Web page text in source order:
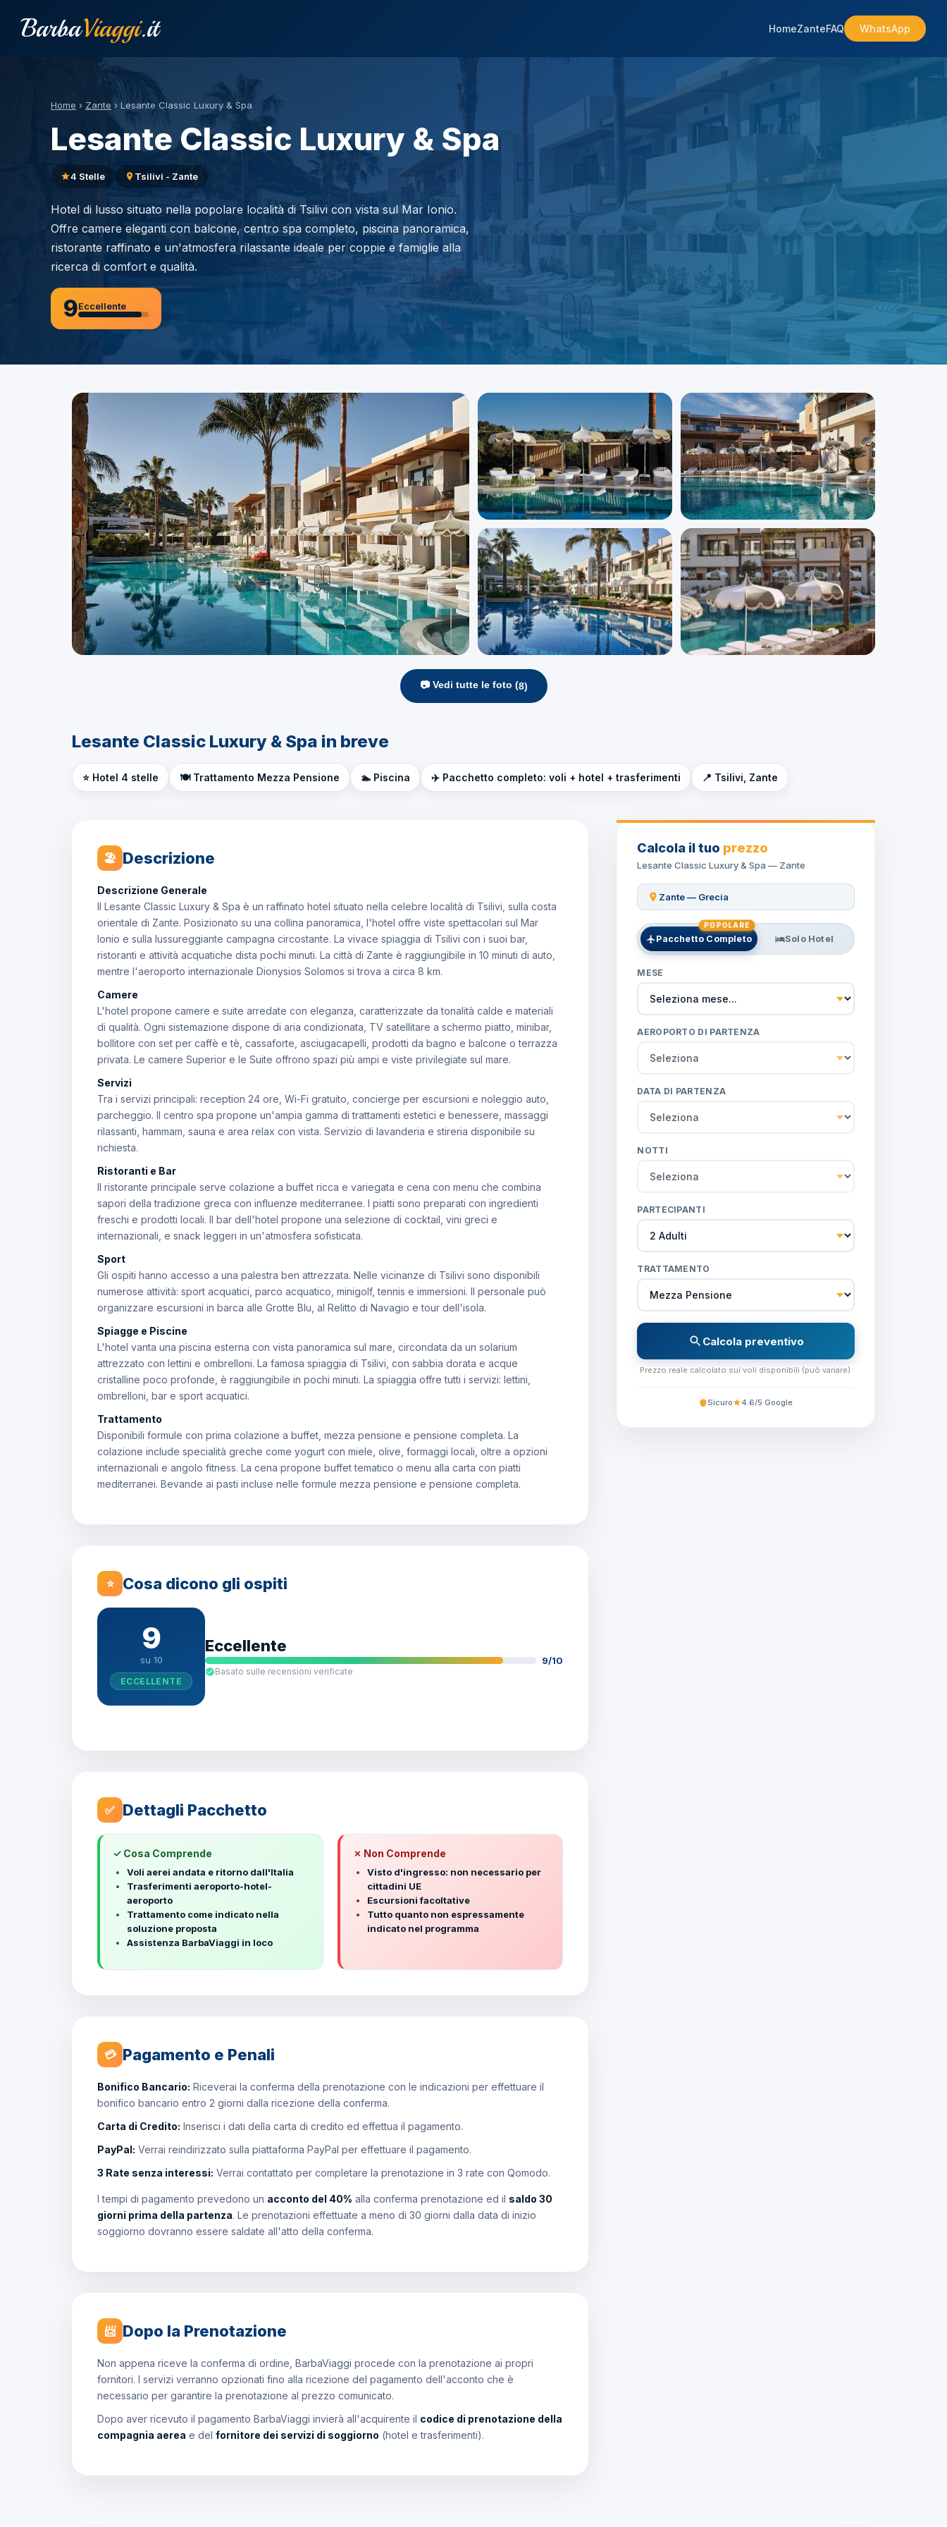
BarbaViaggi.it HomeZanteFAQ WhatsApp
Home › Zante › Lesante Classic Luxury & Spa
Lesante Classic Luxury & Spa
4 Stelle Tsilivi - Zante
Hotel di lusso situato nella popolare località di Tsilivi con vista sul Mar Ionio.
Offre camere eleganti con balcone, centro spa completo, piscina panoramica,
ristorante raffinato e un'atmosfera rilassante ideale per coppie e famiglie alla
ricerca di comfort e qualità.
9Eccellente
📷 Vedi tutte le foto (8)
Lesante Classic Luxury & Spa in breve
⭐ Hotel 4 stelle 🍽️ Trattamento Mezza Pensione 🏊 Piscina ✈️ Pacchetto completo: voli + hotel + trasferimenti 📍 Tsilivi, Zante
🏖 Descrizione
Descrizione Generale
Il Lesante Classic Luxury & Spa è un raffinato hotel situato nella celebre località di Tsilivi, sulla costa
orientale di Zante. Posizionato su una collina panoramica, l'hotel offre viste spettacolari sul Mar
Ionio e sulla lussureggiante campagna circostante. La vivace spiaggia di Tsilivi con i suoi bar,
ristoranti e attività acquatiche dista pochi minuti. La città di Zante è raggiungibile in 10 minuti di auto,
mentre l'aeroporto internazionale Dionysios Solomos si trova a circa 8 km.
Camere
L'hotel propone camere e suite arredate con eleganza, caratterizzate da tonalità calde e materiali
di qualità. Ogni sistemazione dispone di aria condizionata, TV satellitare a schermo piatto, minibar,
bollitore con set per caffè e tè, cassaforte, asciugacapelli, prodotti da bagno e balcone o terrazza
privata. Le camere Superior e le Suite offrono spazi più ampi e viste privilegiate sul mare.
Servizi
Tra i servizi principali: reception 24 ore, Wi-Fi gratuito, concierge per escursioni e noleggio auto,
parcheggio. Il centro spa propone un'ampia gamma di trattamenti estetici e benessere, massaggi
rilassanti, hammam, sauna e area relax con vista. Servizio di lavanderia e stireria disponibile su
richiesta.
Ristoranti e Bar
Il ristorante principale serve colazione a buffet ricca e variegata e cena con menu che combina
sapori della tradizione greca con influenze mediterranee. I piatti sono preparati con ingredienti
freschi e prodotti locali. Il bar dell'hotel propone una selezione di cocktail, vini greci e
internazionali, e snack leggeri in un'atmosfera sofisticata.
Sport
Gli ospiti hanno accesso a una palestra ben attrezzata. Nelle vicinanze di Tsilivi sono disponibili
numerose attività: sport acquatici, parco acquatico, minigolf, tennis e immersioni. Il personale può
organizzare escursioni in barca alle Grotte Blu, al Relitto di Navagio e tour dell'isola.
Spiagge e Piscine
L'hotel vanta una piscina esterna con vista panoramica sul mare, circondata da un solarium
attrezzato con lettini e ombrelloni. La famosa spiaggia di Tsilivi, con sabbia dorata e acque
cristalline poco profonde, è raggiungibile in pochi minuti. La spiaggia offre tutti i servizi: lettini,
ombrelloni, bar e sport acquatici.
Trattamento
Disponibili formule con prima colazione a buffet, mezza pensione e pensione completa. La
colazione include specialità greche come yogurt con miele, olive, formaggi locali, oltre a opzioni
internazionali e angolo fitness. La cena propone buffet tematico o menu alla carta con piatti
mediterranei. Bevande ai pasti incluse nelle formule mezza pensione e pensione completa.
⭐ Cosa dicono gli ospiti
9
su 10
ECCELLENTE
Eccellente
9/10
Basato sulle recensioni verificate
✅ Dettagli Pacchetto
✓ Cosa Comprende
Voli aerei andata e ritorno dall'Italia
Trasferimenti aeroporto-hotel-
aeroporto
Trattamento come indicato nella
soluzione proposta
Assistenza BarbaViaggi in loco
✗ Non Comprende
Visto d'ingresso: non necessario per
cittadini UE
Escursioni facoltative
Tutto quanto non espressamente
indicato nel programma
💳 Pagamento e Penali
Bonifico Bancario: Riceverai la conferma della prenotazione con le indicazioni per effettuare il
bonifico bancario entro 2 giorni dalla ricezione della conferma.
Carta di Credito: Inserisci i dati della carta di credito ed effettua il pagamento.
PayPal: Verrai reindirizzato sulla piattaforma PayPal per effettuare il pagamento.
3 Rate senza interessi: Verrai contattato per completare la prenotazione in 3 rate con Qomodo.
I tempi di pagamento prevedono un acconto del 40% alla conferma prenotazione ed il saldo 30
giorni prima della partenza. Le prenotazioni effettuate a meno di 30 giorni dalla data di inizio
soggiorno dovranno essere saldate all'atto della conferma.
📨 Dopo la Prenotazione
Non appena riceve la conferma di ordine, BarbaViaggi procede con la prenotazione ai propri
fornitori. I servizi verranno opzionati fino alla ricezione del pagamento dell'acconto che è
necessario per garantire la prenotazione al prezzo comunicato.
Dopo aver ricevuto il pagamento BarbaViaggi invierà all'acquirente il codice di prenotazione della
compagnia aerea e del fornitore dei servizi di soggiorno (hotel e trasferimenti).
Calcola il tuo prezzo
Lesante Classic Luxury & Spa — Zante
Zante — Grecia
Pacchetto Completo
POPOLARE
Solo Hotel
MESE
AEROPORTO DI PARTENZA
DATA DI PARTENZA
NOTTI
PARTECIPANTI
TRATTAMENTO
Calcola preventivo
Prezzo reale calcolato sui voli disponibili (può variare).
Sicuro 4.6/5 Google